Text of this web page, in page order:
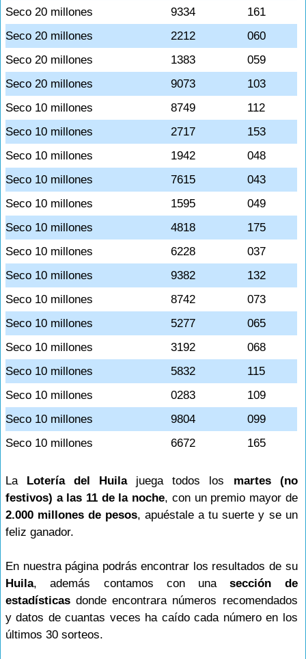
Seco 20 millones
9334
161
Seco 20 millones
2212
060
Seco 20 millones
1383
059
Seco 20 millones
9073
103
Seco 10 millones
8749
112
Seco 10 millones
2717
153
Seco 10 millones
1942
048
Seco 10 millones
7615
043
Seco 10 millones
1595
049
Seco 10 millones
4818
175
Seco 10 millones
6228
037
Seco 10 millones
9382
132
Seco 10 millones
8742
073
Seco 10 millones
5277
065
Seco 10 millones
3192
068
Seco 10 millones
5832
115
Seco 10 millones
0283
109
Seco 10 millones
9804
099
Seco 10 millones
6672 165
La Lotería del Huilajuega todos los martes (no
festivos) a las 11 de la noche, con un premio mayor de
2.000 millones de pesos, apuéstale a tu suerte y se un
feliz ganador.
En nuestra página podrás encontrar los resultados de su
Huila, además contamos con unasección de
estadísticas donde encontrara números recomendados
y datos de cuantas veces ha caído cada número en los
últimos 30 sorteos.